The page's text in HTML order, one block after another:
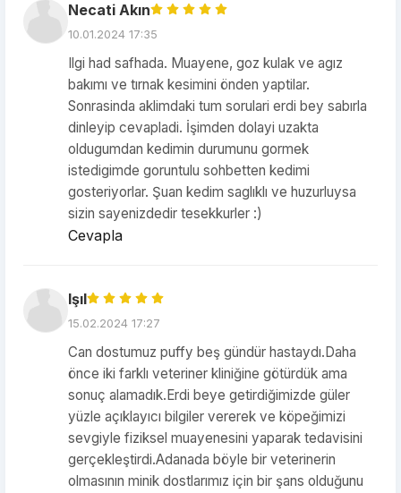
Necati Akın
10.01.2024 17:35
Ilgi had safhada. Muayene, goz kulak ve agız
bakımı ve tırnak kesimini önden yaptilar.
Sonrasinda aklimdaki tum sorulari erdi bey sabırla
dinleyip cevapladi. İşimden dolayi uzakta
oldugumdan kedimin durumunu gormek
istedigimde goruntulu sohbetten kedimi
gosteriyorlar. Şuan kedim saglıklı ve huzurluysa
sizin sayenizdedir tesekkurler :)
Cevapla
Işıl
15.02.2024 17:27
Can dostumuz puffy beş gündür hastaydı.Daha
önce iki farklı veteriner kliniğine götürdük ama
sonuç alamadık.Erdi beye getirdiğimizde güler
yüzle açıklayıcı bilgiler vererek ve köpeğimizi
sevgiyle fiziksel muayenesini yaparak tedavisini
gerçekleştirdi.Adanada böyle bir veterinerin
olmasının minik dostlarımız için bir şans olduğunu